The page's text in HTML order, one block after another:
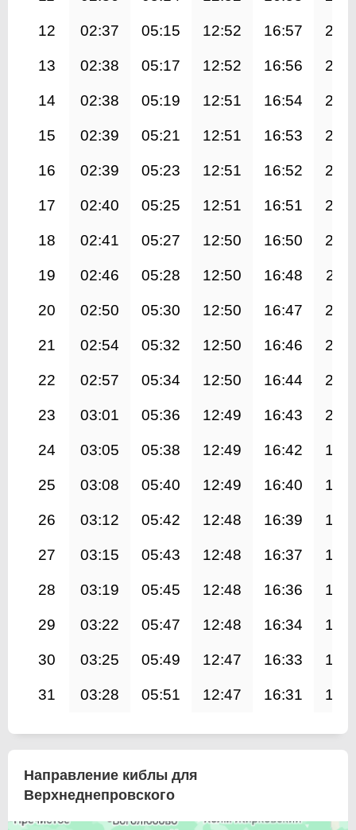
12 02:37 05:15 12:52 16:57
13 02:38 05:17 12:52 16:56
14 02:38 05:19 12:51 16:54
15 02:39 05:21 12:51 16:53
16 02:39 05:23 12:51 16:52
17 02:40 05:25 12:51 16:51
18 02:41 05:27 12:50 16:50
19 02:46 05:28 12:50 16:48
20 02:50 05:30 12:50 16:47
21 02:54 05:32 12:50 16:46
22 02:57 05:34 12:50 16:44
23 03:01 05:36 12:49 16:43
24 03:05 05:38 12:49 16:42
25 03:08 05:40 12:49 16:40
26 03:12 05:42 12:48 16:39
27 03:15 05:43 12:48 16:37
28 03:19 05:45 12:48 16:36
29 03:22 05:47 12:48 16:34
30 03:25 05:49 12:47 16:33
31 03:28 05:51 12:47 16:31
Направление киблы для
Верхнеднепровского